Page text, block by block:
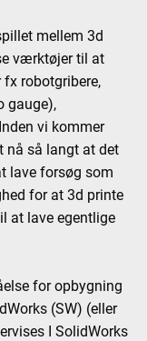
mellem 3d
værktøjer til at
robotgribere,
gauge),
vi kommer
nå så langt at det
lave forsøg som
for at 3d printe
at lave egentlige
for opbygning
(SW) (eller
I SolidWorks